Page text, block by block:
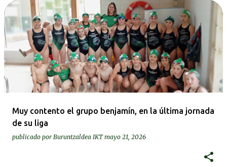
Muy contento el grupo benjamín, en la última jornada
de su liga
publicado por Buruntzaldea IKT mayo 21, 2026